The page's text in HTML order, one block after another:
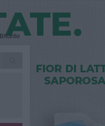
al